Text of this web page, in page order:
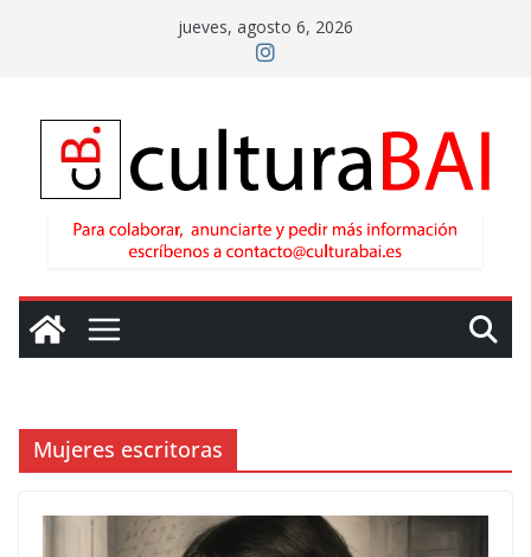
jueves, agosto 6, 2026
Mujeres escritoras